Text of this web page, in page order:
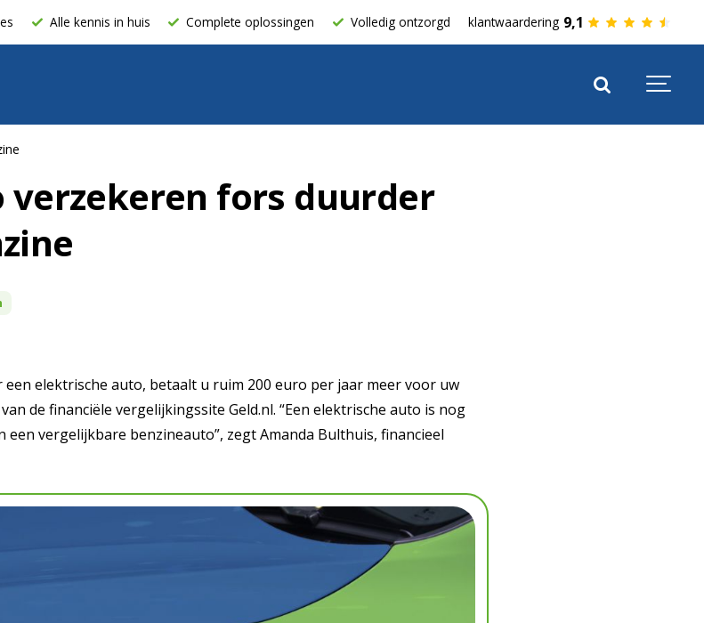
Alle kennis in huis Complete oplossingen Volledig ontzorgd klantwaardering 9,1
verzekeren fors duurder
elektrische auto, betaalt u ruim 200 euro per jaar meer voor uw
de financiële vergelijkingssite Geld.nl. “Een elektrische auto is nog
vergelijkbare benzineauto”, zegt Amanda Bulthuis, financieel